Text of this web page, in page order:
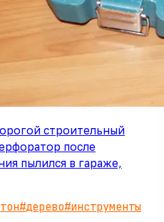
строительный
после
пылился в гараже,
#дерево#инструменты